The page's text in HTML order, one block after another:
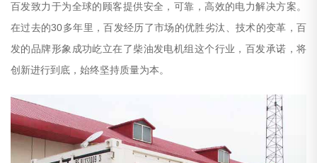
百发致力于为全球的顾客提供安全，可靠，高效的电力解决方案。
在过去的30多年里，百发经历了市场的优胜劣汰、技术的变革，百
发的品牌形象成功屹立在了柴油发电机组这个行业，百发承诺，将
创新进行到底，始终坚持质量为本。